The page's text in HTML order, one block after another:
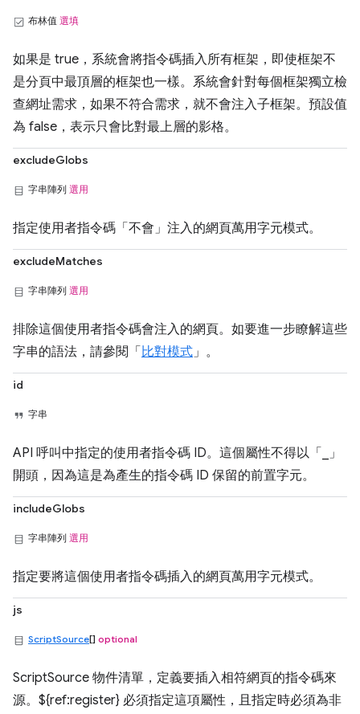
布林值 選填
如果是 true，系統會將指令碼插入所有框架，即使框架不
是分頁中最頂層的框架也一樣。系統會針對每個框架獨立檢
查網址需求，如果不符合需求，就不會注入子框架。預設值
為 false，表示只會比對最上層的影格。
excludeGlobs
字串陣列 選用
指定使用者指令碼「不會」注入的網頁萬用字元模式。
excludeMatches
字串陣列 選用
排除這個使用者指令碼會注入的網頁。如要進一步瞭解這些
字串的語法，請參閱「 比對模式」。
id
字串
API 呼叫中指定的使用者指令碼 ID。這個屬性不得以「_」
開頭，因為這是為產生的指令碼 ID 保留的前置字元。
includeGlobs
字串陣列 選用
指定要將這個使用者指令碼插入的網頁萬用字元模式。
js
ScriptSource[] optional
ScriptSource 物件清單，定義要插入相符網頁的指令碼來
源。${ref:register} 必須指定這項屬性，且指定時必須為非